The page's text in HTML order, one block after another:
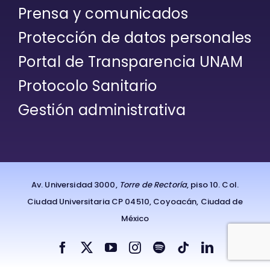
Prensa y comunicados
Protección de datos personales
Portal de Transparencia UNAM
Protocolo Sanitario
Gestión administrativa
Av. Universidad 3000, Torre de Rectoría, piso 10. Col.
Ciudad Universitaria CP 04510, Coyoacán, Ciudad de
México